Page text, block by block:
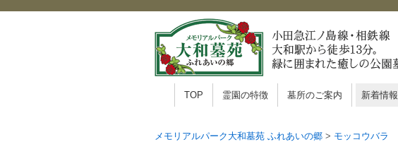
TOP 霊園の特徴 墓所のご案内 新着情報
メモリアルパーク大和墓苑 ふれあいの郷> モッコウバラ